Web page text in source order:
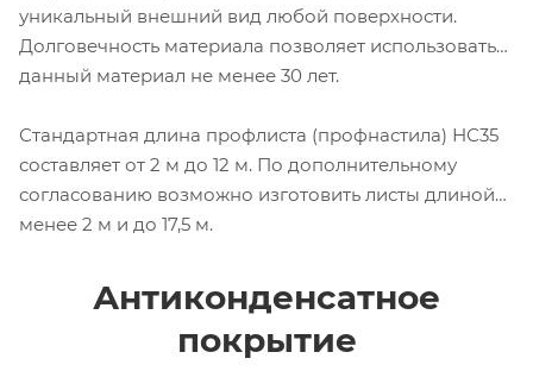
уникальный внешний вид любой поверхности.
Долговечность материала позволяет использовать
данный материал не менее 30 лет.
Стандартная длина профлиста (профнастила) НС35
составляет от 2 м до 12 м. По дополнительному
согласованию возможно изготовить листы длиной
менее 2 м и до 17,5 м.
Антиконденсатное
покрытие